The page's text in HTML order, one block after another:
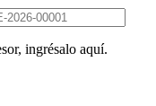
ingrésalo aquí.